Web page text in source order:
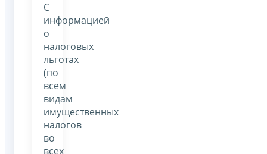
С
информацией
о
налоговых
льготах
(по
всем
видам
имущественных
налогов
во
всех